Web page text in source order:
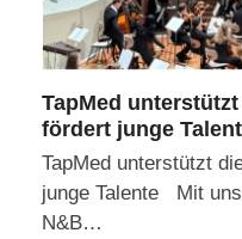
TapMed
fördert junge
TapMed unterstützt
junge Talente Mit
N&B…